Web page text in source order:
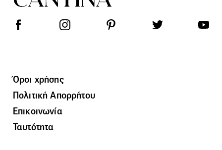
Όροι χρήσης
Πολιτική Απορρήτου
Επικοινωνία
Ταυτότητα